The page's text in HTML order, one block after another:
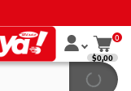
0
$0,00